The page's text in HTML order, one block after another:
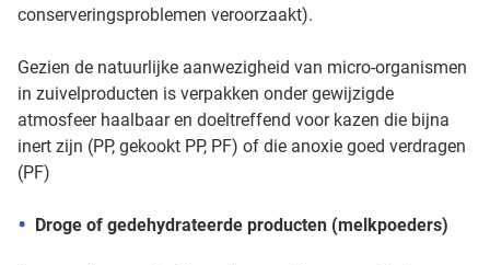
conserveringsproblemen veroorzaakt).
Gezien de natuurlijke aanwezigheid van micro-organismen
in zuivelproducten is verpakken onder gewijzigde
atmosfeer haalbaar en doeltreffend voor kazen die bijna
inert zijn (PP, gekookt PP, PF) of die anoxie goed verdragen
(PF)
Droge of gedehydrateerde producten (melkpoeders)